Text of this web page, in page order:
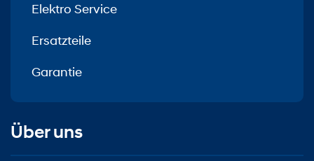
Elektro Service
Ersatzteile
Garantie
Über uns